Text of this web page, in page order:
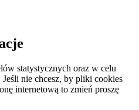
statystycznych oraz w celu
nie chcesz, by pliki cookies
internetową to zmień proszę